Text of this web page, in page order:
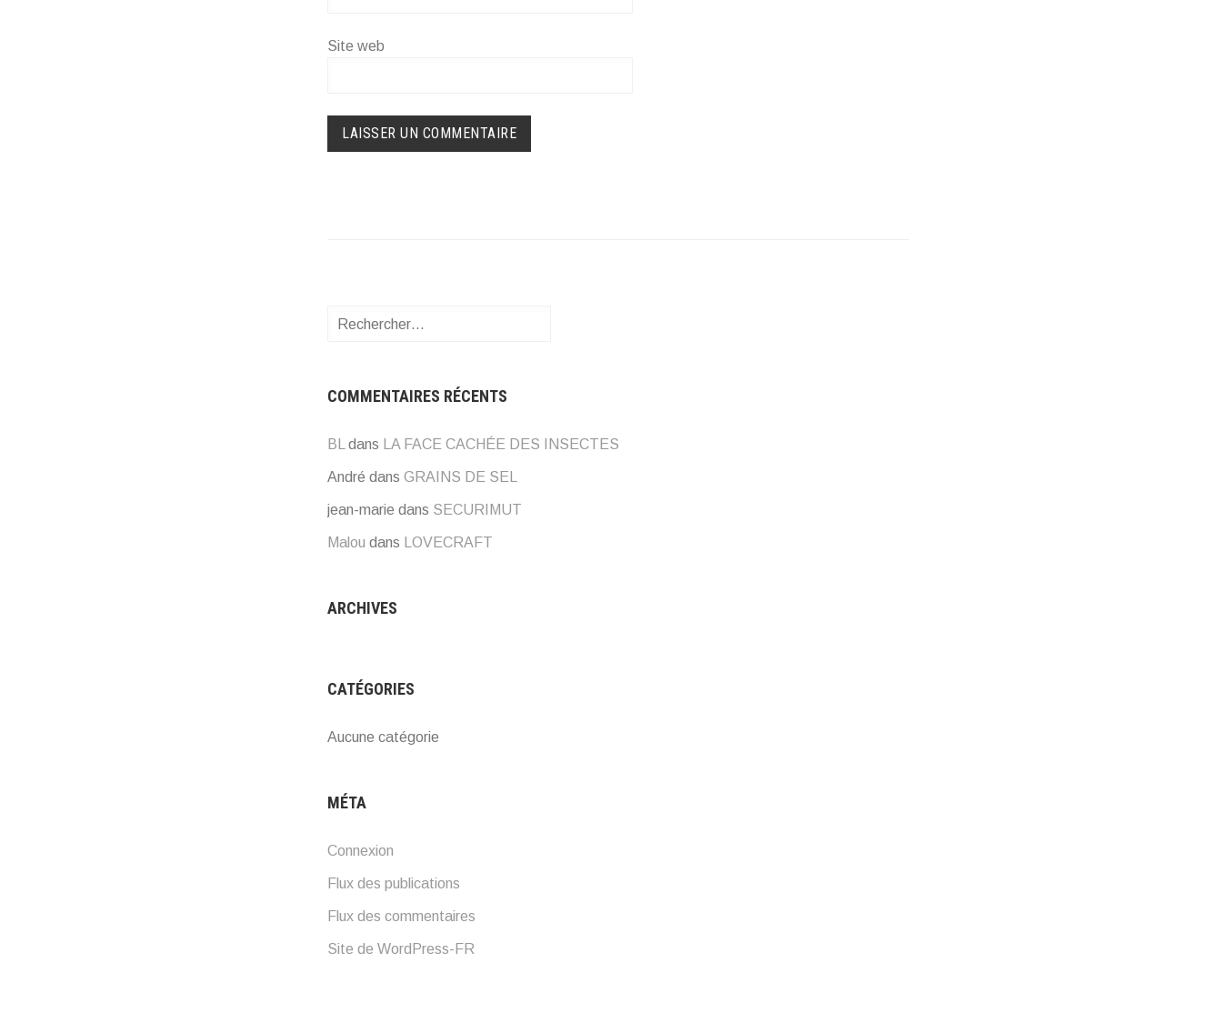
Site web
Rechercher :
COMMENTAIRES RÉCENTS
BL dans LA FACE CACHÉE DES INSECTES
André dans GRAINS DE SEL
jean-marie dans SECURIMUT
Malou dans LOVECRAFT
ARCHIVES
CATÉGORIES
Aucune catégorie
MÉTA
Connexion
Flux des publications
Flux des commentaires
Site de WordPress-FR